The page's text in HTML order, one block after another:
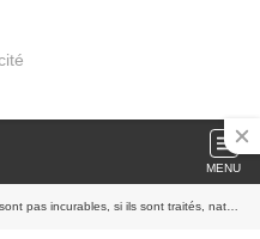
MENU
incurables, si ils sont traités, naturellement